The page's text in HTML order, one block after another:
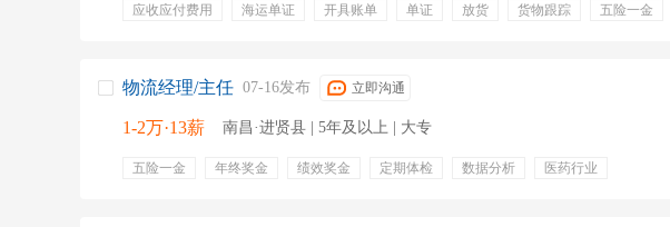
应收应付费用 海运单证 开具账单 单证 放货 货物跟踪
五险一金
物流经理/主任 07-16发布 立即沟通
1-2万·13薪 南昌·进贤县 | 5年及以上 | 大专
五险一金 年终奖金 绩效奖金 定期体检 数据分析
医药行业